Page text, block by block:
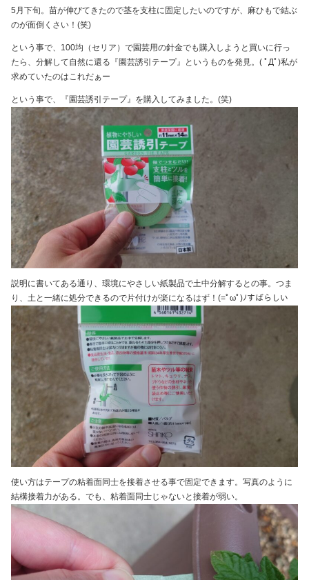
5月下旬。苗が伸びてきたので茎を支柱に固定したいのですが、麻ひもで結ぶ
のが面倒くさい！(笑)
という事で、100均（セリア）で園芸用の針金でも購入しようと買いに行っ
たら、分解して自然に還る『園芸誘引テープ』というものを発見。( ﾟДﾟ)私が
求めていたのはこれだぁー
という事で、『園芸誘引テープ』を購入してみました。(笑)
説明に書いてある通り、環境にやさしい紙製品で土中分解するとの事。つま
り、土と一緒に処分できるので片付けが楽になるはず！(=ﾟωﾟ)ﾉすばらしい
使い方はテープの粘着面同士を接着させる事で固定できます。写真のように
結構接着力がある。でも、粘着面同士じゃないと接着が弱い。